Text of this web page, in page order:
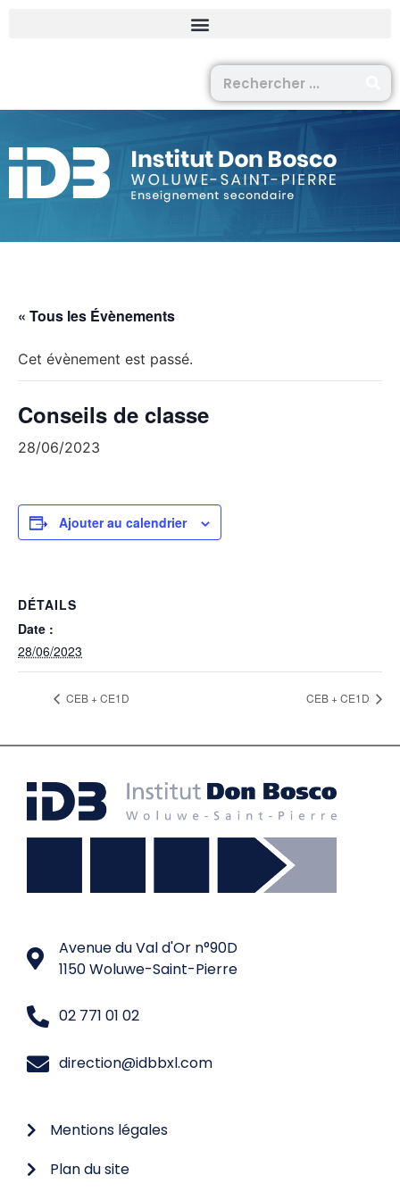
« Tous les Évènements
Cet évènement est passé.
Conseils de classe
28/06/2023
Ajouter au calendrier
DÉTAILS
Date :
28/06/2023
CEB + CE1D CEB + CE1D
Avenue du Val d'Or n°90D
1150 Woluwe-Saint-Pierre
02 771 01 02
direction@idbbxl.com
Mentions légales
Plan du site